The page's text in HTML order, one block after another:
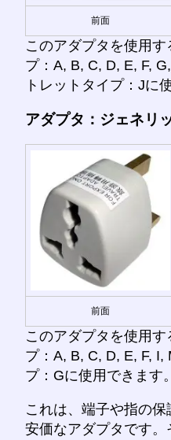
前面
このアダプタを使用
プ：A, B, C, D, E, F,
トレットタイプ：Jに
アダプタ：ジェネリ
前面
このアダプタを使用
プ：A, B, C, D, E, F, I,
プ：Gに使用できます。
これは、端子や指の
安価なアダプタです